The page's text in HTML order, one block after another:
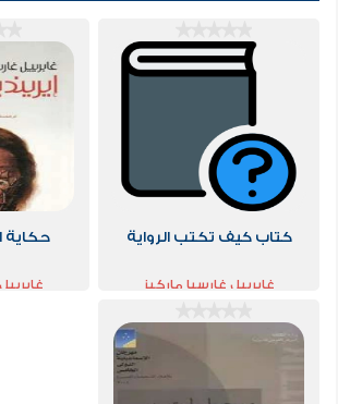
كتاب كيف تكتب الرواية
غابرييل غارسيا ماركيز
حكاية